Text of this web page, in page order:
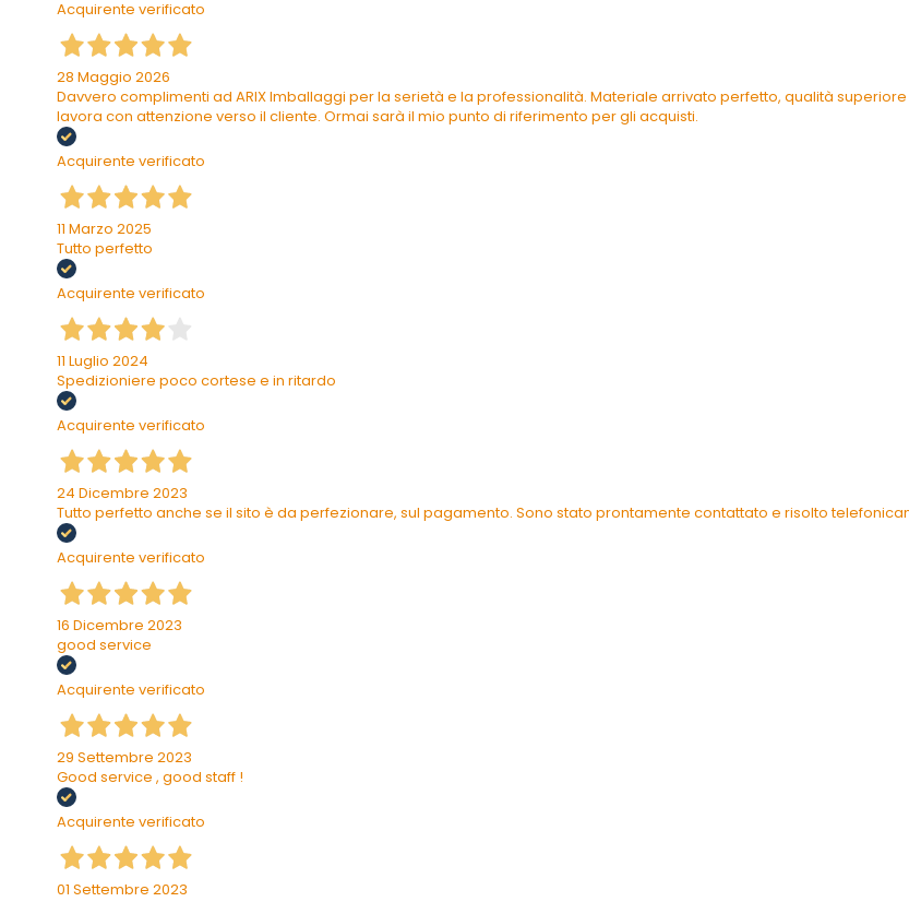
Acquirente verificato
28 Maggio 2026
Davvero complimenti ad ARIX Imballaggi per la serietà e la professionalità. Materiale arrivato perfetto, qualità
lavora con attenzione verso il cliente. Ormai sarà il mio punto di riferimento per gli acquisti.
Acquirente verificato
11 Marzo 2025
Tutto perfetto
Acquirente verificato
11 Luglio 2024
Spedizioniere poco cortese e in ritardo
Acquirente verificato
24 Dicembre 2023
Tutto perfetto anche se il sito è da perfezionare, sul pagamento. Sono stato prontamente contattato e risolto
Acquirente verificato
16 Dicembre 2023
good service
Acquirente verificato
29 Settembre 2023
Good service , good staff !
Acquirente verificato
01 Settembre 2023